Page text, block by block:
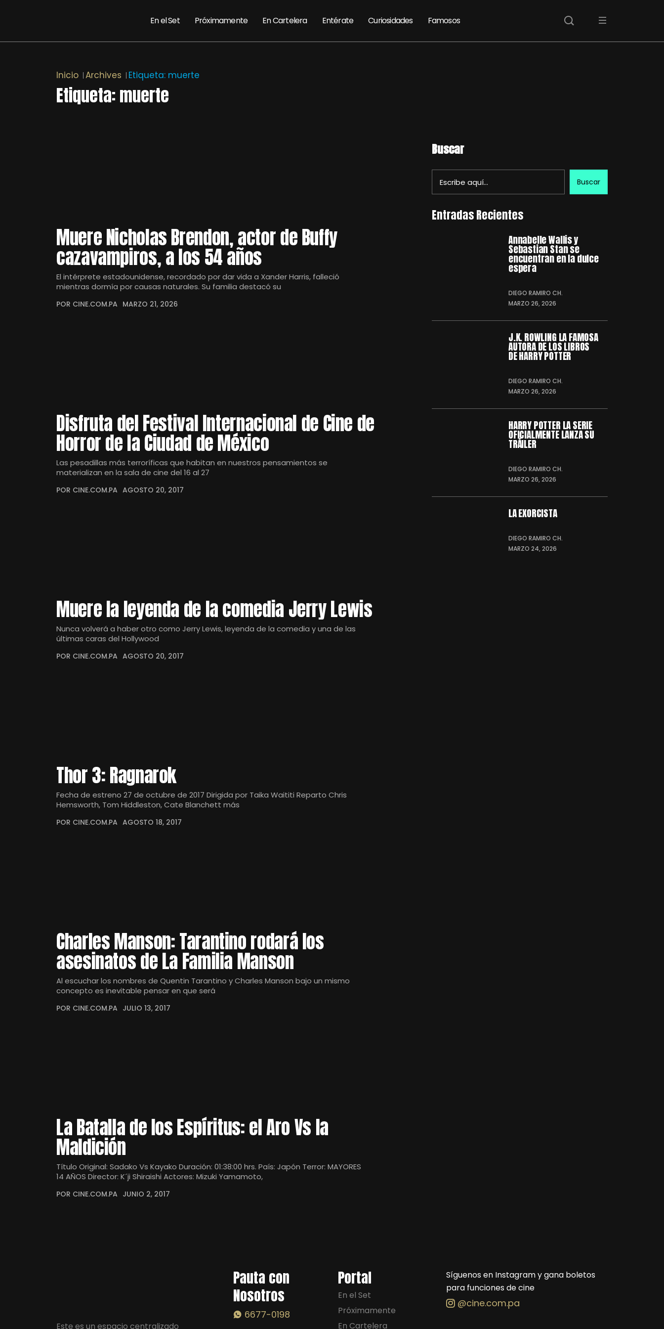
En el Set Próximamente En Cartelera Entérate Curiosidades Famosos
Inicio Archives Etiqueta: muerte
Etiqueta:muerte
Muere Nicholas Brendon, actor de Buffy
cazavampiros, a los 54 años
El intérprete estadounidense, recordado por dar vida a Xander Harris, falleció
mientras dormía por causas naturales. Su familia destacó su
POR CINE.COM.PA MARZO 21, 2026
Disfruta del Festival Internacional de Cine de
Horror de la Ciudad de México
Las pesadillas más terroríficas que habitan en nuestros pensamientos se
materializan en la sala de cine del 16 al 27
POR CINE.COM.PA AGOSTO 20, 2017
Muere la leyenda de la comedia Jerry Lewis
Nunca volverá a haber otro como Jerry Lewis, leyenda de la comedia y una de las
últimas caras del Hollywood
POR CINE.COM.PA AGOSTO 20, 2017
Thor 3: Ragnarok
Fecha de estreno 27 de octubre de 2017 Dirigida por Taika Waititi Reparto Chris
Hemsworth, Tom Hiddleston, Cate Blanchett más
POR CINE.COM.PA AGOSTO 18, 2017
Charles Manson: Tarantino rodará los
asesinatos de La Familia Manson
Al escuchar los nombres de Quentin Tarantino y Charles Manson bajo un mismo
concepto es inevitable pensar en que será
POR CINE.COM.PA JULIO 13, 2017
La Batalla de los Espíritus: el Aro Vs la
Maldición
Título Original: Sadako Vs Kayako Duración: 01:38:00 hrs. País: Japón Terror: MAYORES
14 AÑOS Director: K´ji Shiraishi Actores: Mizuki Yamamoto,
POR CINE.COM.PA JUNIO 2, 2017
Buscar
Buscar
Entradas Recientes
Annabelle Wallis y
Sebastian Stan se
encuentran en la dulce
espera
DIEGO RAMIRO CH.
MARZO 26, 2026
J.K. ROWLING LA FAMOSA
AUTORA DE LOS LIBROS
DE HARRY POTTER
DIEGO RAMIRO CH.
MARZO 26, 2026
HARRY POTTER LA SERIE
OFICIALMENTE LANZA SU
TRÁILER
DIEGO RAMIRO CH.
MARZO 26, 2026
LA EXORCISTA
DIEGO RAMIRO CH.
MARZO 24, 2026
Este es un espacio centralizado
Pauta con
Nosotros
6677-0198
Portal
En el Set
Próximamente
En Cartelera
Síguenos en Instagram y gana boletos
para funciones de cine
@cine.com.pa